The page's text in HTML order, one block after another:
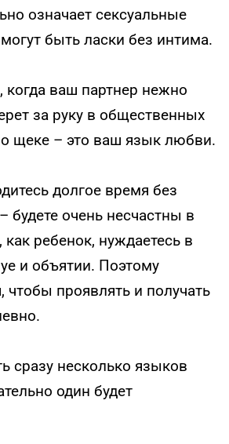
означает сексуальные
быть ласки без интима.
ваш партнер нежно
за руку в общественных
щеке – это ваш язык любви.
долгое время без
будете очень несчастны в
ребенок, нуждаетесь в
и объятии. Поэтому
чтобы проявлять и получать
сразу несколько языков
один будет